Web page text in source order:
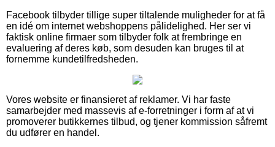
Facebook tilbyder tillige super tiltalende muligheder for at få
en idé om internet webshoppens pålidelighed. Her ser vi
faktisk online firmaer som tilbyder folk at frembringe en
evaluering af deres køb, som desuden kan bruges til at
fornemme kundetilfredsheden.
Vores website er finansieret af reklamer. Vi har faste
samarbejder med massevis af e-forretninger i form af at vi
promoverer butikkernes tilbud, og tjener kommission såfremt
du udfører en handel.